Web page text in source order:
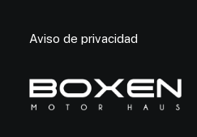
Aviso de privacidad